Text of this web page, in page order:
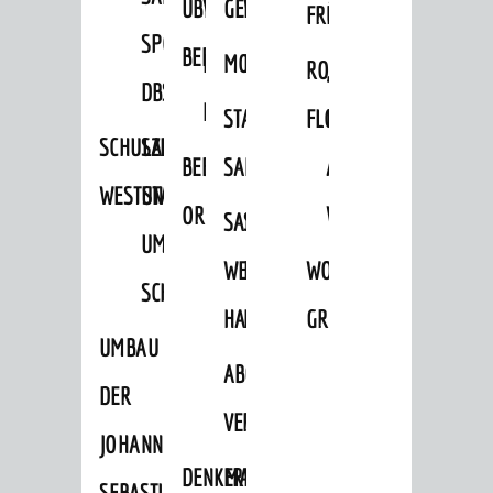
SPORTHALLE
DBS
SCHULZENTRUM
WESTSTADT
SANIERUNG-
UND
UMBAUMASSNAHME S
CHLOSS
UMBAU
DER
JOHANN-
ÜBER
BEBAUUNGSPLÄNE
VERFAHREN
BEBAUUNGSPLÄNE
KERNSTADT
BEBAUUNGSPLÄNE
ORTSTEILE
EINZELHANDELSKONZEPT
MOBILFUNKKONZEPT
LÄRMAKTIONSPLAN
STADTERNEUERUNG/-
SANIERUNG
SANIERUNG
WESTLICH
HAUPTBAHNHOF
SANIERUNGSGEBIET
HILDEBRANDSCHE
MÜHLE
ABGESCHLOSSENE
VERFAHREN
DENKMALSCHUTZ
ERHALTUNGSSATZUNGEN
FRÜHLING
HERBST
RODENSTEINER
FLOHMARKT
„WOINEM
LIVE“
AM
WINDECKPLATZ
WOCHENMARKT
GROOVE